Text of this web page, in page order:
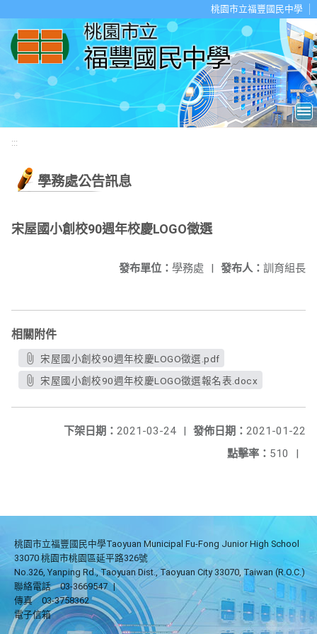
桃園市立福豐國民中學
:::
學務處公告訊息
宋屋國小創校90週年校慶LOGO徵選
發布人： 訓育組長
發布單位： 學務處 |
相關附件
宋屋國小創校90週年校慶LOGO徵選.pdf
宋屋國小創校90週年校慶LOGO徵選報名表.docx
發佈日期： 2021-01-22
下架日期： 2021-03-24
|
點擊率： 510 |
桃園市立福豐國民中學Taoyuan Municipal Fu-Fong Junior High School
33070 桃園市桃園區延平路326號
No.326, Yanping Rd., Taoyuan Dist., Taoyuan City 33070, Taiwan (R.O.C.)
聯絡電話
03-3669547 |
傳真
03-3758362
電子信箱